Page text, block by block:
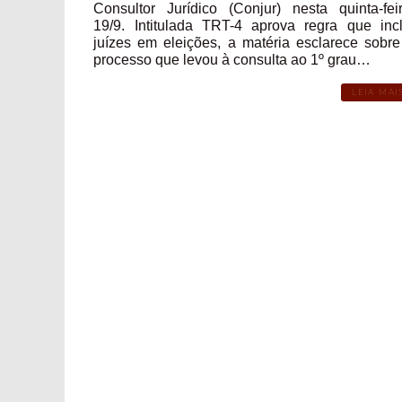
Consultor Jurídico (Conjur) nesta quinta-
19/9. Intitulada TRT-4 aprova regra que
juízes em eleições, a matéria esclarece
processo que levou à consulta ao 1º grau…
LEIA MAIS